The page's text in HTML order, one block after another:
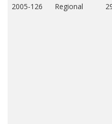
2005-126 Regional